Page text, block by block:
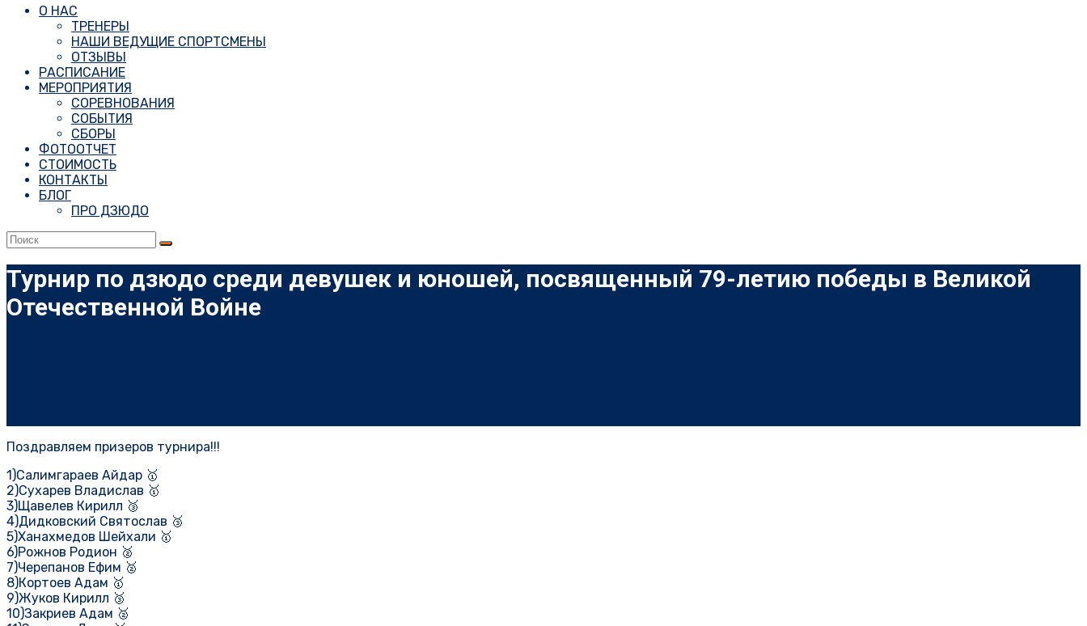
О НАС
ТРЕНЕРЫ
НАШИ ВЕДУЩИЕ СПОРТСМЕНЫ
ОТЗЫВЫ
РАСПИСАНИЕ
МЕРОПРИЯТИЯ
СОРЕВНОВАНИЯ
СОБЫТИЯ
СБОРЫ
ФОТООТЧЕТ
СТОИМОСТЬ
КОНТАКТЫ
БЛОГ
ПРО ДЗЮДО
Турнир по дзюдо среди девушек и юношей, посвященный 79-летию победы в Великой
Отечественной Войне
Поздравляем призеров турнира!!!
1)Салимгараев Айдар 🥇
2)Сухарев Владислав 🥇
3)Щавелев Кирилл 🥉
4)Дидковский Святослав 🥉
5)Ханахмедов Шейхали 🥇
6)Рожнов Родион 🥈
7)Черепанов Ефим 🥈
8)Кортоев Адам 🥇
9)Жуков Кирилл 🥉
10)Закриев Адам 🥈